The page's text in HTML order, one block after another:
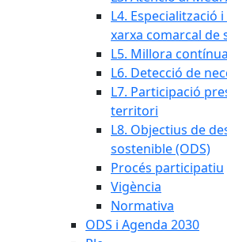
L4. Especialització
xarxa comarcal de
L5. Millora contínua
L6. Detecció de
L7. Participació
territori
L8. Objectius de
sostenible (ODS)
Procés participatiu
Vigència
Normativa
ODS i Agenda 2030